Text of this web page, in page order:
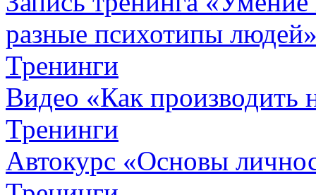
разные психотипы
Тренинги
Видео «Как производить
Тренинги
Автокурc «Основы